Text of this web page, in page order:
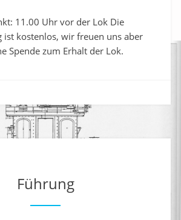
11.00 Uhr vor der Lok Die
ist kostenlos, wir freuen uns aber
Spende zum Erhalt der Lok.
Führung